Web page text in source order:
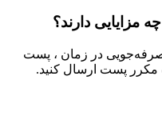
دارند؟
در زمان ، پست
پست ارسال کنید.